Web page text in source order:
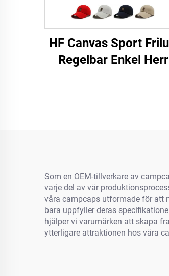
HF Canvas Sport
Regelbar Enkel Herr
Som en OEM-tillverkare av
varje del av vår
våra campcaps utformade för att
bara uppfyller deras
hjälper vi varumärken att skapa
ytterligare attraktionen hos våra